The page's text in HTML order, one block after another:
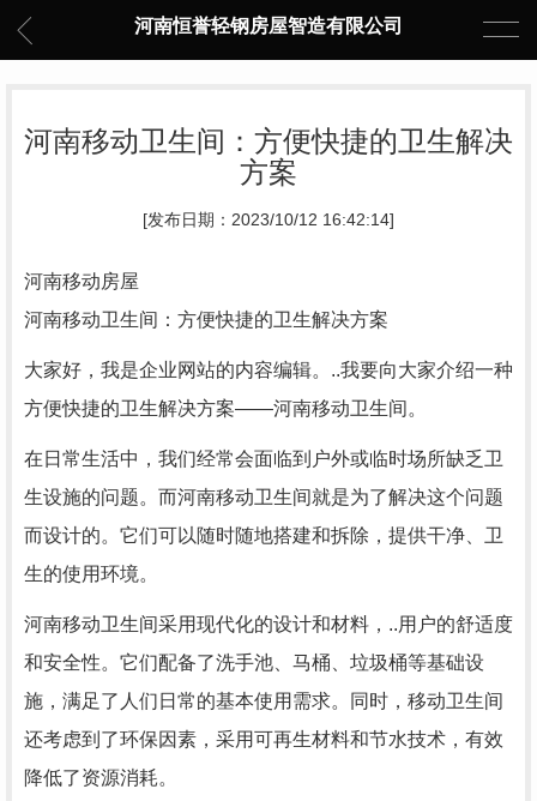
河南恒誉轻钢房屋智造有限公司
河南移动卫生间：方便快捷的卫生解决
方案
[发布日期：2023/10/12 16:42:14]
河南移动房屋
河南移动卫生间：方便快捷的卫生解决方案
大家好，我是企业网站的内容编辑。..我要向大家介绍一种
方便快捷的卫生解决方案——河南移动卫生间。
在日常生活中，我们经常会面临到户外或临时场所缺乏卫
生设施的问题。而河南移动卫生间就是为了解决这个问题
而设计的。它们可以随时随地搭建和拆除，提供干净、卫
生的使用环境。
河南移动卫生间采用现代化的设计和材料，..用户的舒适度
和安全性。它们配备了洗手池、马桶、垃圾桶等基础设
施，满足了人们日常的基本使用需求。同时，移动卫生间
还考虑到了环保因素，采用可再生材料和节水技术，有效
降低了资源消耗。